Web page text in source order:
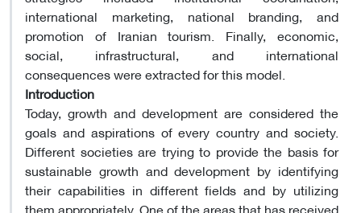
international marketing, national branding, and
promotion of Iranian tourism. Finally, economic,
social, infrastructural, and international
consequences were extracted for this model.
Introduction
Today, growth and development are considered the
goals and aspirations of every country and society.
Different societies are trying to provide the basis for
sustainable growth and development by identifying
their capabilities in different fields and by utilizing
them appropriately. One of the areas that has received